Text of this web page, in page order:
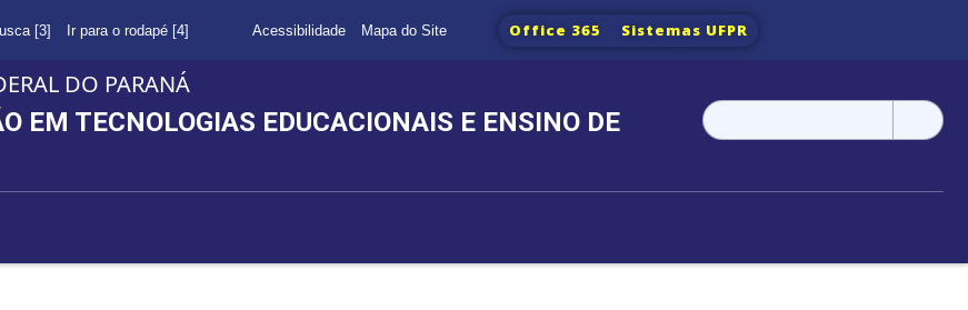
[3] Ir para o rodapé [4] Acessibilidade Mapa do Site Office 365 Sistemas UFPR
DO PARANÁ
EM TECNOLOGIAS EDUCACIONAIS E ENSINO DE
Pesquisar
por: